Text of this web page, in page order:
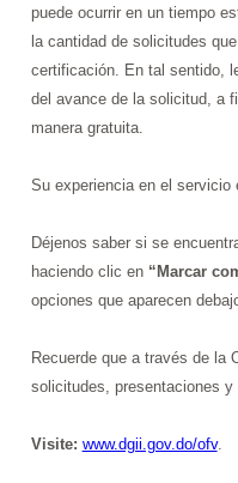
puede ocurrir en un tiempo
la cantidad de solicitudes
certificación. En tal sentido,
del avance de la solicitud, a
manera gratuita.
Su experiencia en el servicio
Déjenos saber si se
haciendo clic en “Marcar
opciones que aparecen
Recuerde que a través de la
solicitudes, presentaciones
Visite: www.dgii.gov.do/ofv.